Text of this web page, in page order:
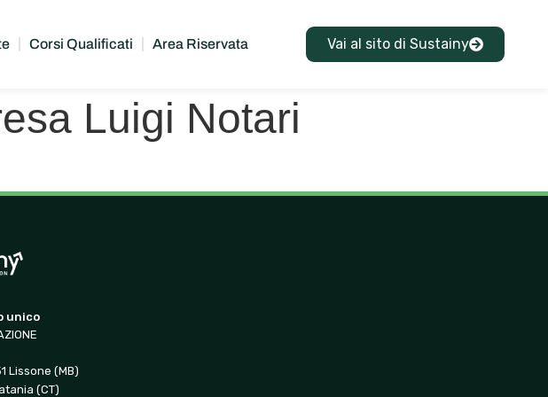
Corsi Qualificati Area Riservata Vai al sito di Sustainy
Luigi Notari
unico
Lissone (MB)
(CT)